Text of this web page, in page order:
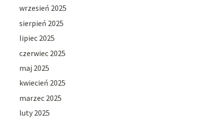
wrzesień 2025
sierpień 2025
lipiec 2025
czerwiec 2025
maj 2025
kwiecień 2025
marzec 2025
luty 2025